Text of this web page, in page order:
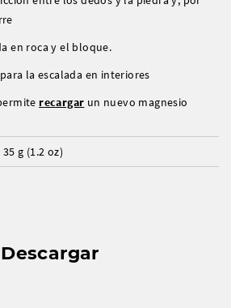
en roca y el bloque.
la escalada en interiores
recargar un nuevo magnesio
35 g (1.2 oz)
Descargar